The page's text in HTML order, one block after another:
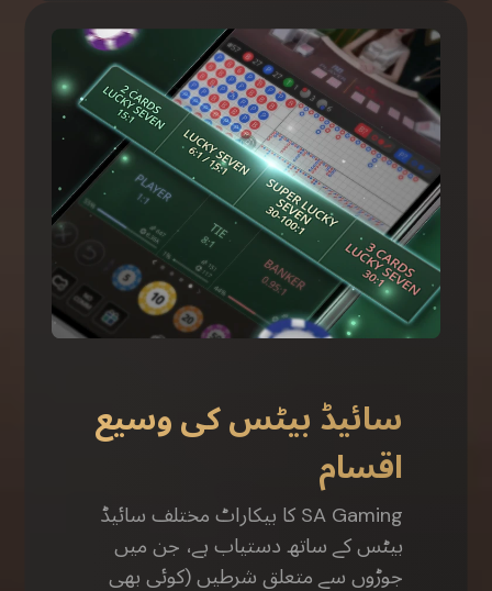
سائیڈ بیٹس کی وسیع
اقسام
SA Gaming کا بیکاراٹ مختلف سائیڈ
بیٹس کے ساتھ دستیاب ہے، جن میں
جوڑوں سے متعلق شرطیں (کوئی بھی